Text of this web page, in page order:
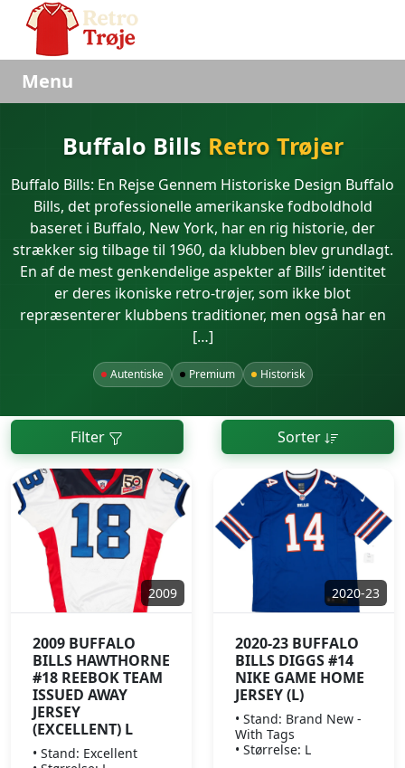
Menu
Buffalo Bills Retro Trøjer
Buffalo Bills: En Rejse Gennem Historiske Design Buffalo
Bills, det professionelle amerikanske fodboldhold
baseret i Buffalo, New York, har en rig historie, der
strækker sig tilbage til 1960, da klubben blev grundlagt.
En af de mest genkendelige aspekter af Bills’ identitet
er deres ikoniske retro-trøjer, som ikke blot
repræsenterer klubbens traditioner, men også har en
[…]
Autentiske Premium Historisk
Filter Sorter
2009
2009 BUFFALO
BILLS HAWTHORNE
#18 REEBOK TEAM
ISSUED AWAY
JERSEY
(EXCELLENT) L
• Stand: Excellent
2020-23
2020-23 BUFFALO
BILLS DIGGS #14
NIKE GAME HOME
JERSEY (L)
• Stand: Brand New -
With Tags
• Størrelse: L